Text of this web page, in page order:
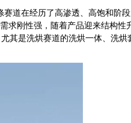
道在经历了高渗透、高饱和阶
求刚性强，随着产品迎来结构
其是洗烘赛道的洗烘一体、洗